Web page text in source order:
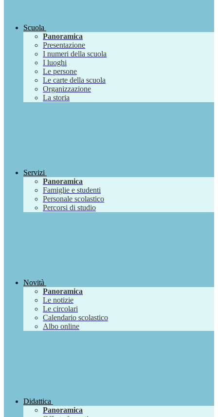
Scuola
Panoramica
Presentazione
I numeri della scuola
I luoghi
Le persone
Le carte della scuola
Organizzazione
La storia
Servizi
Panoramica
Famiglie e studenti
Personale scolastico
Percorsi di studio
Novità
Panoramica
Le notizie
Le circolari
Calendario scolastico
Albo online
Didattica
Panoramica